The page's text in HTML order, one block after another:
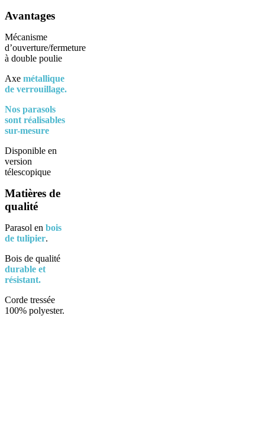
Avantages
Mécanisme
d’ouverture/fermeture
à double poulie
Axe métallique
de verrouillage.
Nos parasols
sont réalisables
sur-mesure
Disponible en
version
télescopique
Matières de
qualité
Parasol en bois
de tulipier.
Bois de qualité
durable et
résistant.
Corde tressée
100% polyester.